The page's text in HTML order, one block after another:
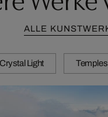
ALLE
Crystal Light